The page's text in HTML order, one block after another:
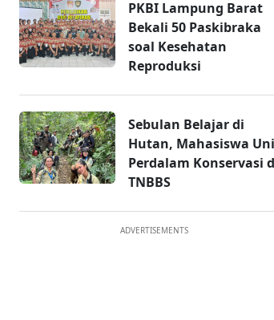
PKBI Lampung Barat
Bekali 50 Paskibraka
soal Kesehatan
Reproduksi
Sebulan Belajar di
Hutan, Mahasiswa
Perdalam Konservasi
TNBBS
ADVERTISEMENTS